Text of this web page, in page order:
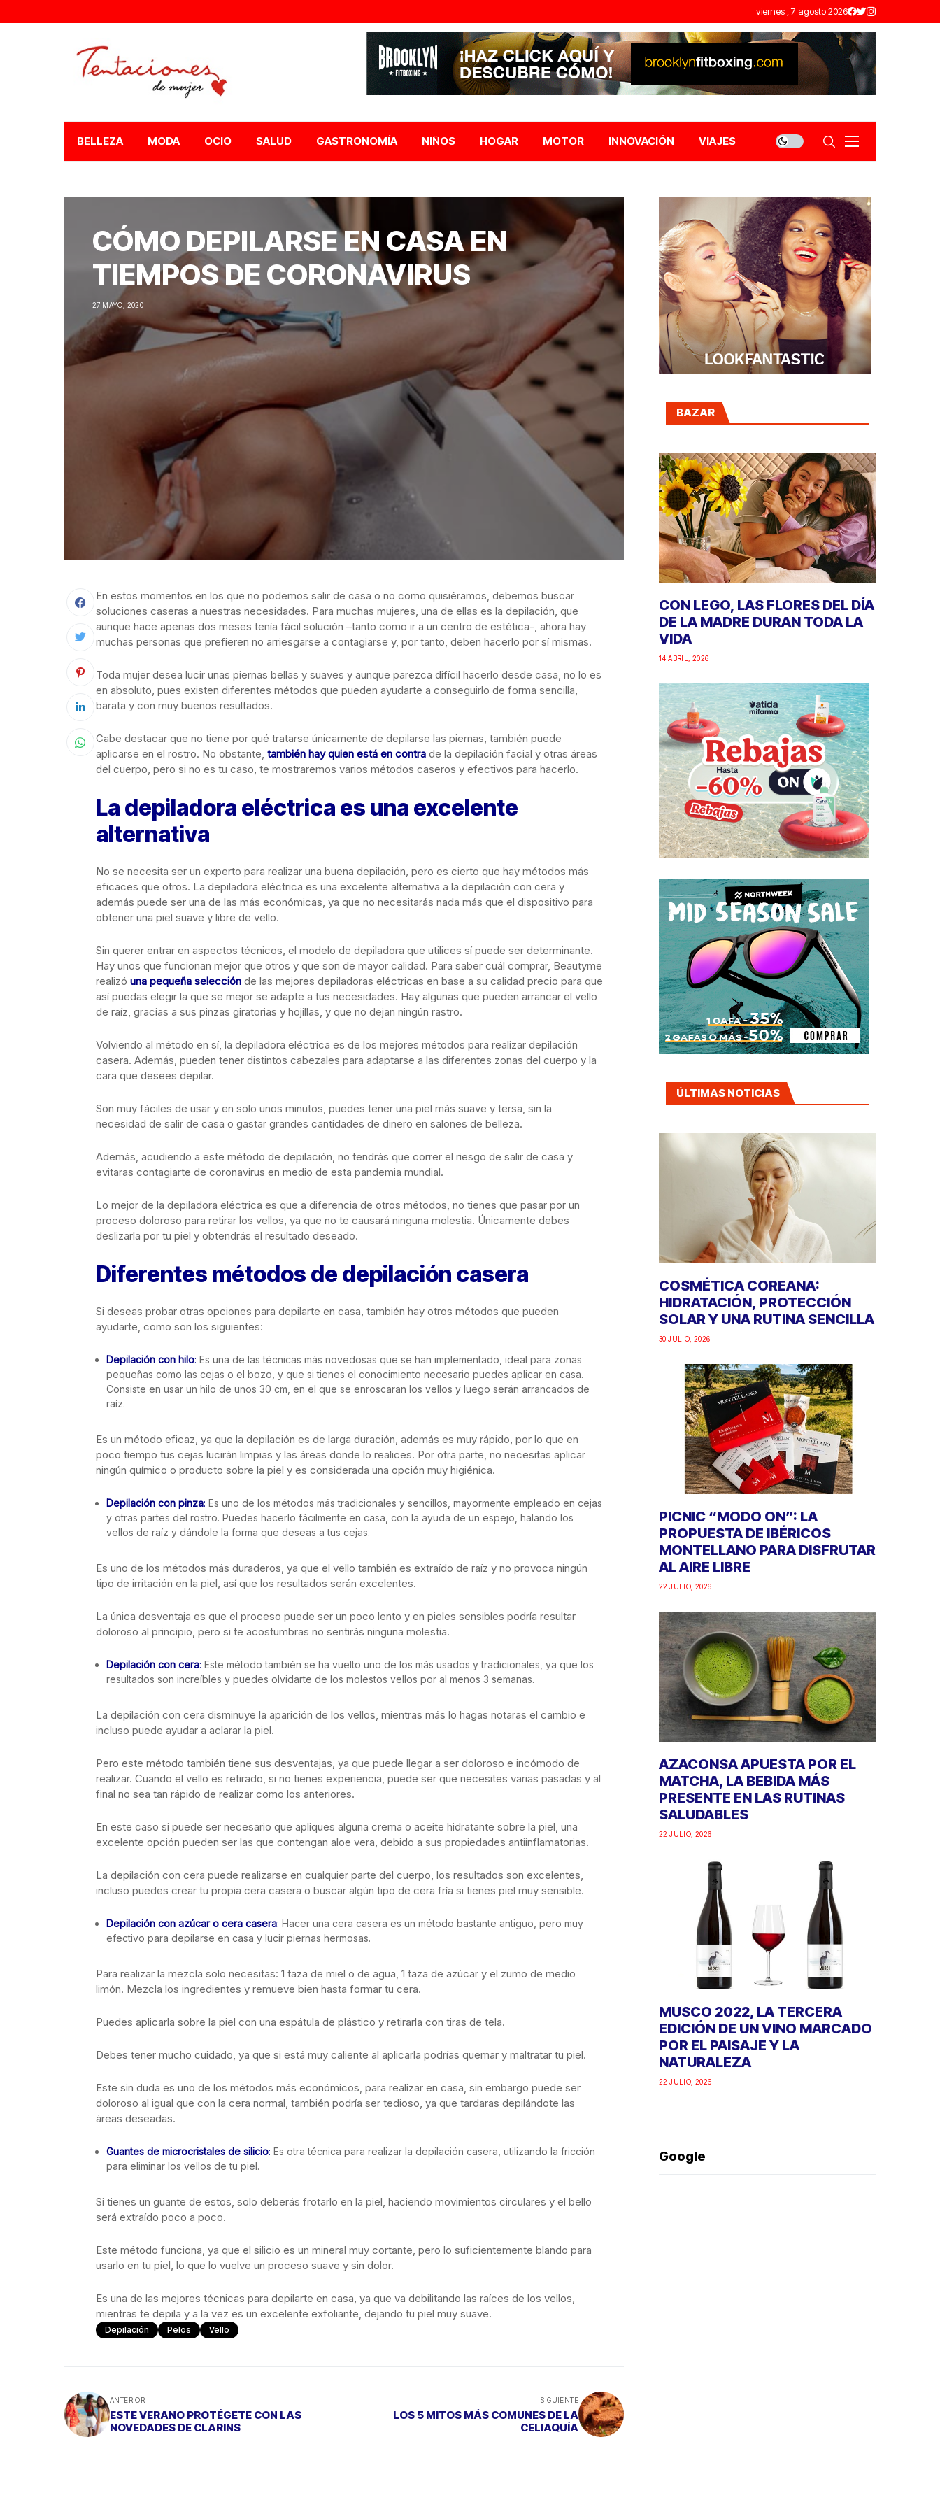
viernes , 7 agosto 2026
BELLEZA MODA OCIO SALUD GASTRONOMÍA NIÑOS HOGAR MOTOR INNOVACIÓN VIAJES
CÓMO DEPILARSE EN CASA EN
TIEMPOS DE CORONAVIRUS
27 MAYO, 2020
En estos momentos en los que no podemos salir de casa o no como quisiéramos, debemos buscar
soluciones caseras a nuestras necesidades. Para muchas mujeres, una de ellas es la depilación, que
aunque hace apenas dos meses tenía fácil solución –tanto como ir a un centro de estética-, ahora hay
muchas personas que prefieren no arriesgarse a contagiarse y, por tanto, deben hacerlo por sí mismas.
Toda mujer desea lucir unas piernas bellas y suaves y aunque parezca difícil hacerlo desde casa, no lo es
en absoluto, pues existen diferentes métodos que pueden ayudarte a conseguirlo de forma sencilla,
barata y con muy buenos resultados.
Cabe destacar que no tiene por qué tratarse únicamente de depilarse las piernas, también puede
aplicarse en el rostro. No obstante, también hay quien está en contra de la depilación facial y otras áreas
del cuerpo, pero si no es tu caso, te mostraremos varios métodos caseros y efectivos para hacerlo.
La depiladora eléctrica es una excelente
alternativa
No se necesita ser un experto para realizar una buena depilación, pero es cierto que hay métodos más
eficaces que otros. La depiladora eléctrica es una excelente alternativa a la depilación con cera y
además puede ser una de las más económicas, ya que no necesitarás nada más que el dispositivo para
obtener una piel suave y libre de vello.
Sin querer entrar en aspectos técnicos, el modelo de depiladora que utilices sí puede ser determinante.
Hay unos que funcionan mejor que otros y que son de mayor calidad. Para saber cuál comprar, Beautyme
realizó una pequeña selección de las mejores depiladoras eléctricas en base a su calidad precio para que
así puedas elegir la que se mejor se adapte a tus necesidades. Hay algunas que pueden arrancar el vello
de raíz, gracias a sus pinzas giratorias y hojillas, y que no dejan ningún rastro.
Volviendo al método en sí, la depiladora eléctrica es de los mejores métodos para realizar depilación
casera. Además, pueden tener distintos cabezales para adaptarse a las diferentes zonas del cuerpo y la
cara que desees depilar.
Son muy fáciles de usar y en solo unos minutos, puedes tener una piel más suave y tersa, sin la
necesidad de salir de casa o gastar grandes cantidades de dinero en salones de belleza.
Además, acudiendo a este método de depilación, no tendrás que correr el riesgo de salir de casa y
evitaras contagiarte de coronavirus en medio de esta pandemia mundial.
Lo mejor de la depiladora eléctrica es que a diferencia de otros métodos, no tienes que pasar por un
proceso doloroso para retirar los vellos, ya que no te causará ninguna molestia. Únicamente debes
deslizarla por tu piel y obtendrás el resultado deseado.
Diferentes métodos de depilación casera
Si deseas probar otras opciones para depilarte en casa, también hay otros métodos que pueden
ayudarte, como son los siguientes:
Depilación con hilo: Es una de las técnicas más novedosas que se han implementado, ideal para zonas
pequeñas como las cejas o el bozo, y que si tienes el conocimiento necesario puedes aplicar en casa.
Consiste en usar un hilo de unos 30 cm, en el que se enroscaran los vellos y luego serán arrancados de
raíz.
Es un método eficaz, ya que la depilación es de larga duración, además es muy rápido, por lo que en
poco tiempo tus cejas lucirán limpias y las áreas donde lo realices. Por otra parte, no necesitas aplicar
ningún químico o producto sobre la piel y es considerada una opción muy higiénica.
Depilación con pinza: Es uno de los métodos más tradicionales y sencillos, mayormente empleado en cejas
y otras partes del rostro. Puedes hacerlo fácilmente en casa, con la ayuda de un espejo, halando los
vellos de raíz y dándole la forma que deseas a tus cejas.
Es uno de los métodos más duraderos, ya que el vello también es extraído de raíz y no provoca ningún
tipo de irritación en la piel, así que los resultados serán excelentes.
La única desventaja es que el proceso puede ser un poco lento y en pieles sensibles podría resultar
doloroso al principio, pero si te acostumbras no sentirás ninguna molestia.
Depilación con cera: Este método también se ha vuelto uno de los más usados y tradicionales, ya que los
resultados son increíbles y puedes olvidarte de los molestos vellos por al menos 3 semanas.
La depilación con cera disminuye la aparición de los vellos, mientras más lo hagas notaras el cambio e
incluso puede ayudar a aclarar la piel.
Pero este método también tiene sus desventajas, ya que puede llegar a ser doloroso e incómodo de
realizar. Cuando el vello es retirado, si no tienes experiencia, puede ser que necesites varias pasadas y al
final no sea tan rápido de realizar como los anteriores.
En este caso si puede ser necesario que apliques alguna crema o aceite hidratante sobre la piel, una
excelente opción pueden ser las que contengan aloe vera, debido a sus propiedades antiinflamatorias.
La depilación con cera puede realizarse en cualquier parte del cuerpo, los resultados son excelentes,
incluso puedes crear tu propia cera casera o buscar algún tipo de cera fría si tienes piel muy sensible.
Depilación con azúcar o cera casera: Hacer una cera casera es un método bastante antiguo, pero muy
efectivo para depilarse en casa y lucir piernas hermosas.
Para realizar la mezcla solo necesitas: 1 taza de miel o de agua, 1 taza de azúcar y el zumo de medio
limón. Mezcla los ingredientes y remueve bien hasta formar tu cera.
Puedes aplicarla sobre la piel con una espátula de plástico y retirarla con tiras de tela.
Debes tener mucho cuidado, ya que si está muy caliente al aplicarla podrías quemar y maltratar tu piel.
Este sin duda es uno de los métodos más económicos, para realizar en casa, sin embargo puede ser
doloroso al igual que con la cera normal, también podría ser tedioso, ya que tardaras depilándote las
áreas deseadas.
Guantes de microcristales de silicio: Es otra técnica para realizar la depilación casera, utilizando la fricción
para eliminar los vellos de tu piel.
Si tienes un guante de estos, solo deberás frotarlo en la piel, haciendo movimientos circulares y el bello
será extraído poco a poco.
Este método funciona, ya que el silicio es un mineral muy cortante, pero lo suficientemente blando para
usarlo en tu piel, lo que lo vuelve un proceso suave y sin dolor.
Es una de las mejores técnicas para depilarte en casa, ya que va debilitando las raíces de los vellos,
mientras te depila y a la vez es un excelente exfoliante, dejando tu piel muy suave.
Depilación Pelos Vello
ANTERIOR
ESTE VERANO PROTÉGETE CON LAS
NOVEDADES DE CLARINS
SIGUIENTE
LOS 5 MITOS MÁS COMUNES DE LA
CELIAQUÍA
BAZAR
CON LEGO, LAS FLORES DEL DÍA
DE LA MADRE DURAN TODA LA
VIDA
14 ABRIL, 2026
ÚLTIMAS NOTICIAS
COSMÉTICA COREANA:
HIDRATACIÓN, PROTECCIÓN
SOLAR Y UNA RUTINA SENCILLA
30 JULIO, 2026
PICNIC “MODO ON”: LA
PROPUESTA DE IBÉRICOS
MONTELLANO PARA DISFRUTAR
AL AIRE LIBRE
22 JULIO, 2026
AZACONSA APUESTA POR EL
MATCHA, LA BEBIDA MÁS
PRESENTE EN LAS RUTINAS
SALUDABLES
22 JULIO, 2026
MUSCO 2022, LA TERCERA
EDICIÓN DE UN VINO MARCADO
POR EL PAISAJE Y LA
NATURALEZA
22 JULIO, 2026
Google